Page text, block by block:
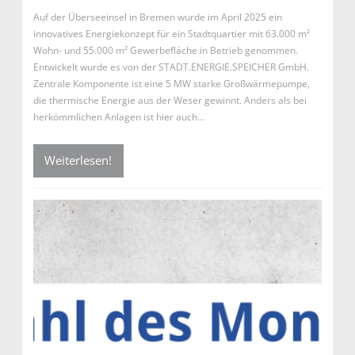
Auf der Überseeinsel in Bremen wurde im April 2025 ein
innovatives Energiekonzept für ein Stadtquartier mit 63.000 m²
Wohn- und 55.000 m² Gewerbefläche in Betrieb genommen.
Entwickelt wurde es von der STADT.ENERGIE.SPEICHER GmbH.
Zentrale Komponente ist eine 5 MW starke Großwärmepumpe,
die thermische Energie aus der Weser gewinnt. Anders als bei
herkömmlichen Anlagen ist hier auch…
Weiterlesen!